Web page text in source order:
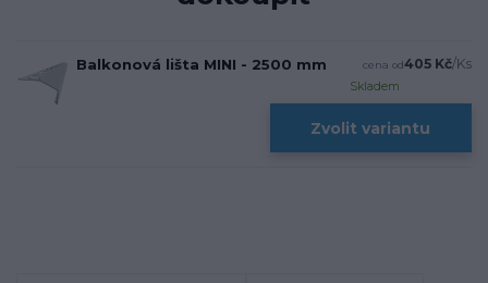
Balkonová lišta MINI - 2500 mm cena od405 Kč/Ks
Skladem
Zvolit variantu